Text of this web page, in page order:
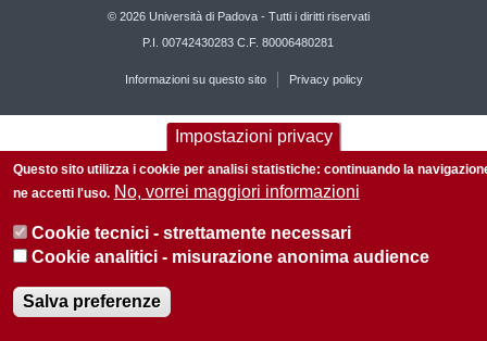
© 2026 Università di Padova - Tutti i diritti riservati
P.I. 00742430283 C.F. 80006480281
Informazioni su questo sito Privacy policy
Impostazioni privacy
Questo sito utilizza i cookie per analisi statistiche: continuando la
ne accetti l'uso. No, vorrei maggiori informazioni
Cookie tecnici - strettamente necessari
Cookie analitici - misurazione anonima audience
Salva preferenze